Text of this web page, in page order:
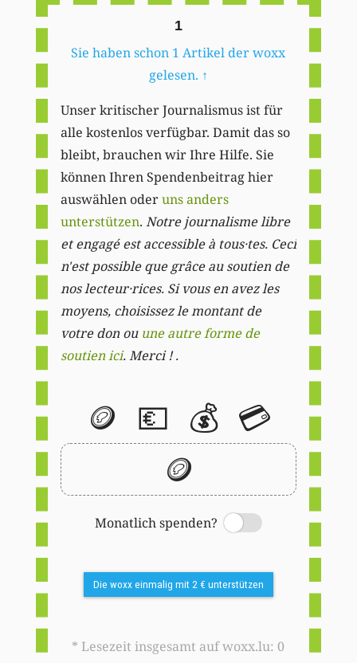
1
Sie haben schon 1 Artikel der woxx
gelesen. ↑
Unser kritischer Journalismus ist für
alle kostenlos verfügbar. Damit das so
bleibt, brauchen wir Ihre Hilfe. Sie
können Ihren Spendenbeitrag hier
auswählen oderuns anders
unterstützen. Notre journalisme libre
et engagé est accessible à tous·tes. Ceci
n'est possible que grâce au soutien de
nos lecteur·rices. Si vous en avez les
moyens, choisissez le montant de
votre don ou une autre forme de
soutien ici. Merci ! .
🪙 💶 💰 💳
🪙
Monatlich spenden?
Switch
Die woxx einmalig mit 2 € unterstützen
* Lesezeit insgesamt auf woxx.lu: 0